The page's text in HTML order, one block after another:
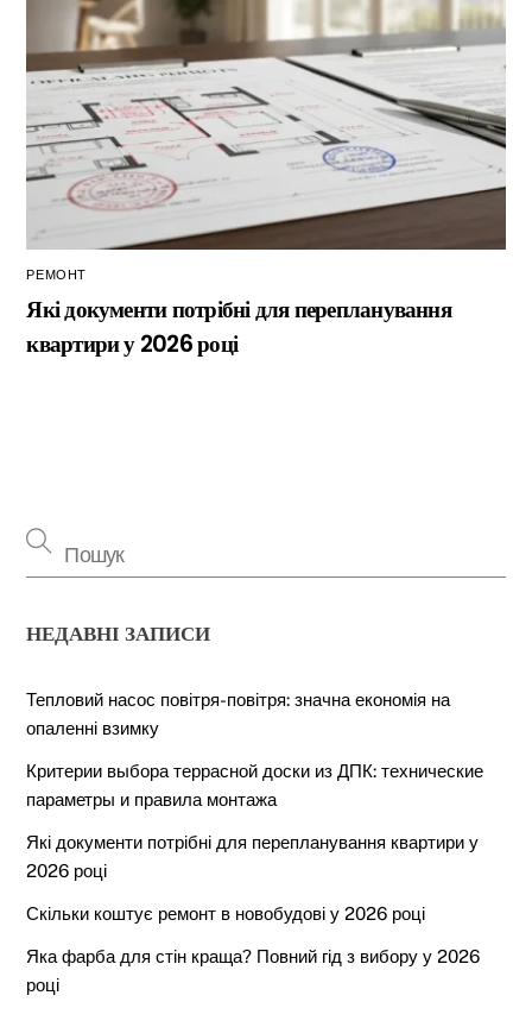
РЕМОНТ
Які документи потрібні для перепланування
квартири у 2026 році
НЕДАВНІ ЗАПИСИ
Тепловий насос повітря-повітря: значна економія на
опаленні взимку
Критерии выбора террасной доски из ДПК: технические
параметры и правила монтажа
Які документи потрібні для перепланування квартири у
2026 році
Скільки коштує ремонт в новобудові у 2026 році
Яка фарба для стін краща? Повний гід з вибору у 2026
році